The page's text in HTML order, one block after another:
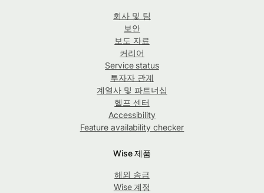
회사 및 팀
보안
보도 자료
커리어
Service status
투자자 관계
계열사 및 파트너십
헬프 센터
Accessibility
Feature availability checker
Wise 제품
해외 송금
Wise 계정